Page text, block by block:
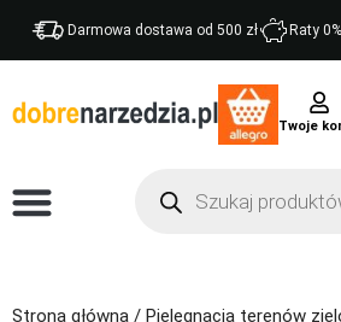
Darmowa dostawa od 500 zł Raty 0%
Twoje
Strona główna / Pielęgnacja terenów